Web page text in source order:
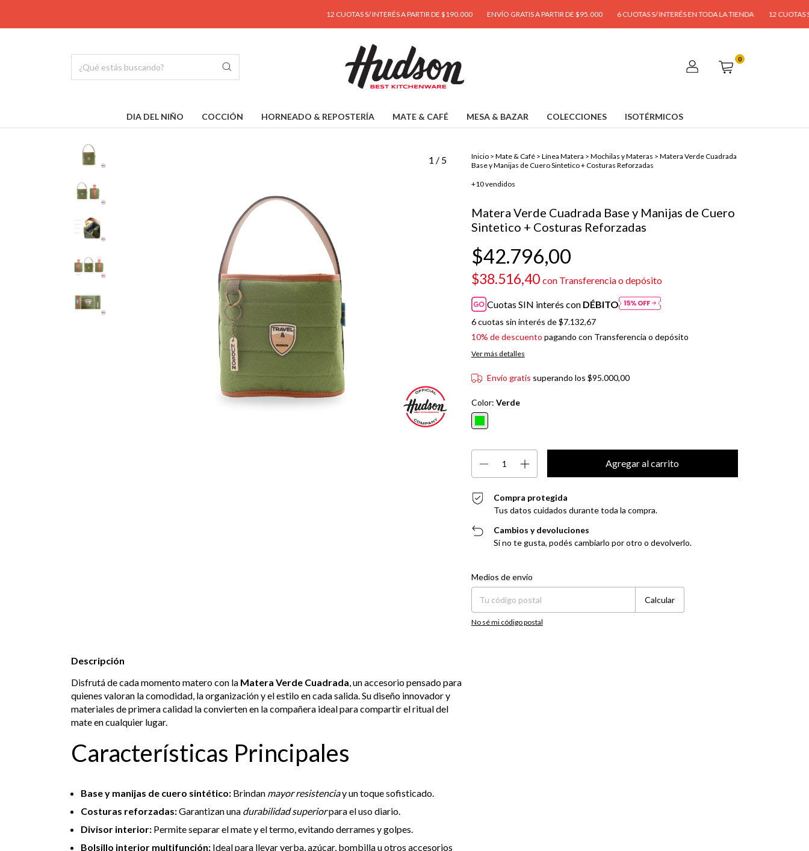
12 CUOTAS S/ INTERÉS A PARTIR DE $190.000 ENVÍO GRATIS A PARTIR DE $95.000 6 CUOTAS S/ INTERÉS EN TODA LA TIENDA 12 CUOTAS S/
0
DIA DEL NIÑO COCCIÓN HORNEADO & REPOSTERÍA MATE & CAFÉ MESA & BAZAR COLECCIONES ISOTÉRMICOS
1 / 5 Inicio > Mate & Café > Línea Matera > Mochilas y Materas > Matera Verde Cuadrada
Base y Manijas de Cuero Sintetico + Costuras Reforzadas
+10 vendidos
Matera Verde Cuadrada Base y Manijas de Cuero
Sintetico + Costuras Reforzadas
$42.796,00
$38.516,40 con Transferencia o depósito
Cuotas SIN interés con DÉBITO
6cuotas sin interés de$7.132,67
10% de descuento pagando con Transferencia o depósito
Ver más detalles
Envío gratis superando los$95.000,00
Color: Verde
Compra protegida
Tus datos cuidados durante toda la compra.
Cambios y devoluciones
Si no te gusta, podés cambiarlo por otro o devolverlo.
Entregas para el CP:
Medios de envío
Calcular
No sé mi código postal
Descripción
Disfrutá de cada momento matero con la Matera Verde Cuadrada, un accesorio pensado para
quienes valoran la comodidad, la organización y el estilo en cada salida. Su diseño innovador y
materiales de primera calidad la convierten en la compañera ideal para compartir el ritual del
mate en cualquier lugar.
Características Principales
Base y manijas de cuero sintético: Brindan mayor resistenciay un toque sofisticado.
Costuras reforzadas:Garantizan una durabilidad superiorpara el uso diario.
Divisor interior: Permite separar el mate y el termo, evitando derrames y golpes.
Bolsillo interior multifunción: Ideal para llevar yerba, azúcar, bombilla u otros accesorios